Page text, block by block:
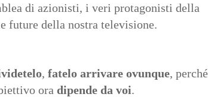
di azionisti, i veri protagonisti della
future della nostra televisione.
, fatelo arrivare ovunque, perché
ora dipende da voi.